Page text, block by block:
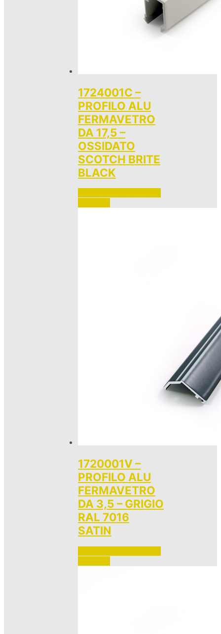
1724001C –
PROFILO ALU
FERMAVETRO
DA 17,5 –
OSSIDATO
SCOTCH BRITE
BLACK
1720001V –
PROFILO ALU
FERMAVETRO
DA 3,5 – GRIGIO
RAL 7016
SATIN